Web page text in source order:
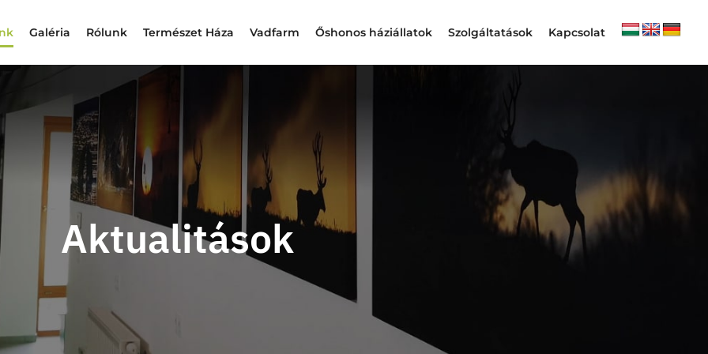
Galéria Rólunk Természet Háza Vadfarm Őshonos háziállatok Szolgáltatások Kapcsolat
Aktualitások